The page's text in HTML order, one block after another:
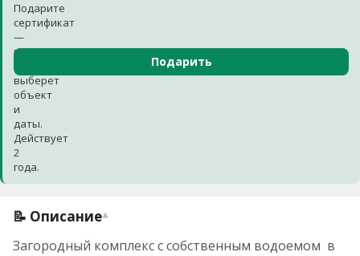
Подарите
сертификат
—
получатель
выберет
объект
и
даты.
Действует
2
года.
Подарить
📝 Описание▾
Загородный комплекс с собственным водоемом в